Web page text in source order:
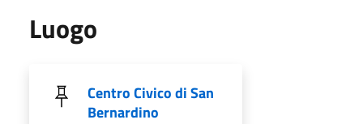
Luogo
Centro Civico di San
Bernardino